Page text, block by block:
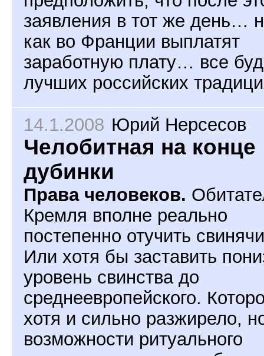
заявления в тот же день…
как во Франции выплатят
заработную плату… все
лучших российских
14.1.2008 Юрий Нерсесов
Челобитная на конце
дубинки
Права человеков.
Кремля вполне реально
постепенно отучить
Или хотя бы заставить
уровень свинства до
среднеевропейского.
хотя и сильно разжирело,
возможности ритуального